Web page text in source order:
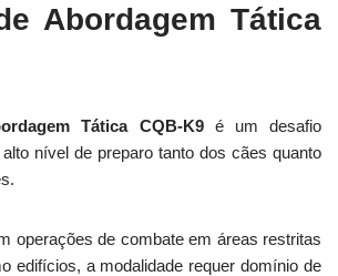
Abordagem Tática
Tática CQB-K9é um desafio
nível de preparo tanto dos cães quanto
operações de combate em áreas restritas
edifícios, a modalidade requer domínio de